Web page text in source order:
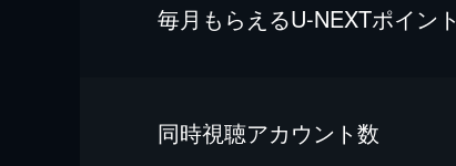
毎⽉もらえるU-NEXTポイント
同時視聴アカウント数